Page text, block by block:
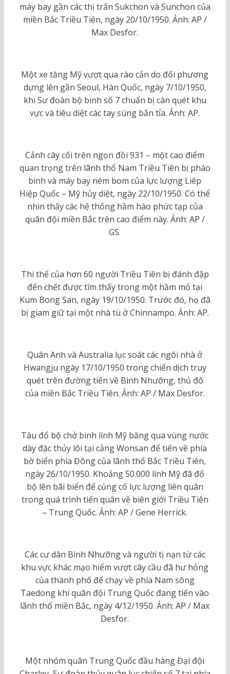
máy bay gần các thị trấn Sukchon và Sunchon của
miền Bắc Triều Tiên, ngày 20/10/1950. Ảnh: AP /
Max Desfor.
Một xe tăng Mỹ vượt qua rào cản do đối phương
dựng lên gần Seoul, Hàn Quốc, ngày 7/10/1950,
khi Sư đoàn bộ binh số 7 chuẩn bị càn quét khu
vực và tiêu diệt các tay súng bắn tỉa. Ảnh: AP.
Cảnh cây cối trên ngọn đồi 931 – một cao điểm
quan trọng trên lãnh thổ Nam Triều Tiên bị pháo
binh và máy bay ném bom của lực lượng Liêp
Hiệp Quốc – Mỹ hủy diệt, ngày 22/10/1950. Có thể
nhìn thấy các hệ thống hầm hào phức tạp của
quân đội miền Bắc trên cao điểm này. Ảnh: AP /
GS.
Thi thể của hơn 60 người Triều Tiên bị đánh đập
đến chết được tìm thấy trong một hầm mỏ tại
Kum Bong San, ngày 19/10/1950. Trước đó, họ đã
bị giam giữ tại một nhà tù ở Chinnampo. Ảnh: AP.
Quân Anh và Australia lục soát các ngôi nhà ở
Hwangju ngày 17/10/1950 trong chiến dịch truy
quét trên đường tiến về Bình Nhưỡng, thủ đô
của miền Bắc Triều Tiên. Ảnh: AP / Max Desfor.
Tàu đổ bộ chở binh lính Mỹ băng qua vùng nước
dày đặc thủy lôi tại cảng Wonsan để tiến về phía
bờ biển phía Đông của lãnh thổ Bắc Triều Tiên,
ngày 26/10/1950. Khoảng 50.000 lính Mỹ đã đổ
bộ lên bãi biển để củng cố lực lượng liên quân
trong quá trình tiến quân về biên giới Triều Tiên
– Trung Quốc. Ảnh: AP / Gene Herrick.
Các cư dân Bình Nhưỡng và người tị nạn từ các
khu vực khác mạo hiểm vượt cây cầu đã hư hỏng
của thành phố để chạy về phía Nam sông
Taedong khi quân đội Trung Quốc đang tiến vào
lãnh thổ miền Bắc, ngày 4/12/1950. Ảnh: AP / Max
Desfor.
Một nhóm quân Trung Quốc đầu hàng Đại đội